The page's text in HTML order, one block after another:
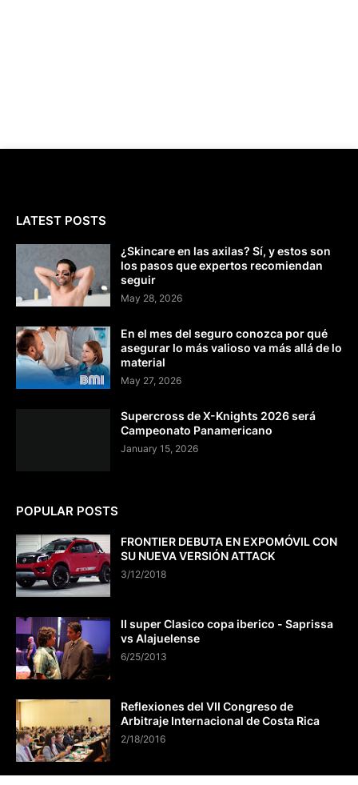
LATEST POSTS
¿Skincare en las axilas? Sí, y estos son
los pasos que expertos recomiendan
seguir
May 28, 2026
En el mes del seguro conozca por qué
asegurar lo más valioso va más allá de lo
material
May 27, 2026
Supercross de X-Knights 2026 será
Campeonato Panamericano
January 15, 2026
POPULAR POSTS
FRONTIER DEBUTA EN EXPOMÓVIL CON
SU NUEVA VERSIÓN ATTACK
3/12/2018
II super Clasico copa iberico - Saprissa
vs Alajuelense
6/25/2013
Reflexiones del VII Congreso de
Arbitraje Internacional de Costa Rica
2/18/2016